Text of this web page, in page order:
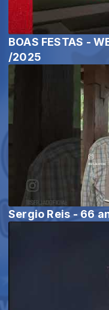
BOAS FESTAS -
/2025
Sergio Reis - 66